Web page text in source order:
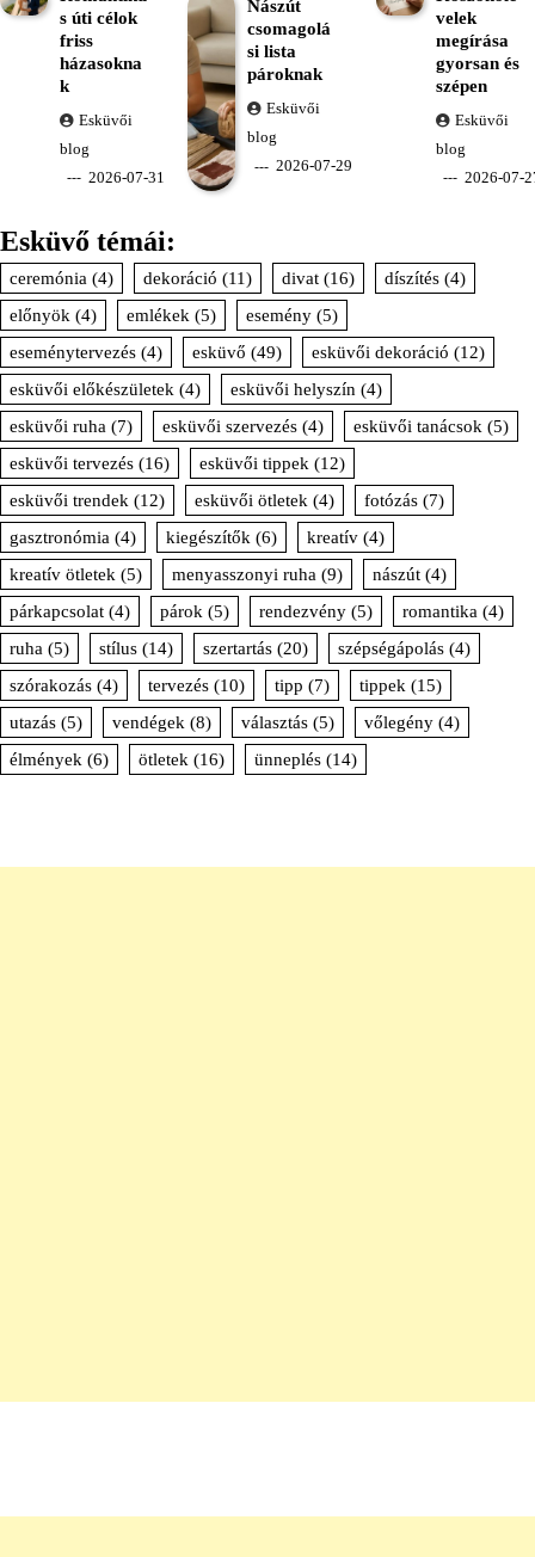
s úti célok
friss
házasokna
k
Esküvői
blog
2026-07-31
Nászút
csomagolá
si lista
pároknak
Esküvői
blog
2026-07-29
velek
megírása
gyorsan és
szépen
Esküvői
blog
2026-07-
Esküvő témái:
ceremónia (4) dekoráció (11) divat (16) díszítés (4)
előnyök (4) emlékek (5) esemény (5)
eseménytervezés (4) esküvő (49) esküvői dekoráció (12)
esküvői előkészületek (4) esküvői helyszín (4)
esküvői ruha (7) esküvői szervezés (4) esküvői tanácsok (5)
esküvői tervezés (16) esküvői tippek (12)
esküvői trendek (12) esküvői ötletek (4) fotózás (7)
gasztronómia (4) kiegészítők (6) kreatív (4)
kreatív ötletek (5) menyasszonyi ruha (9) nászút (4)
párkapcsolat (4) párok (5) rendezvény (5) romantika (4)
ruha (5) stílus (14) szertartás (20) szépségápolás (4)
szórakozás (4) tervezés (10) tipp (7) tippek (15)
utazás (5) vendégek (8) választás (5) vőlegény (4)
élmények (6) ötletek (16) ünneplés (14)